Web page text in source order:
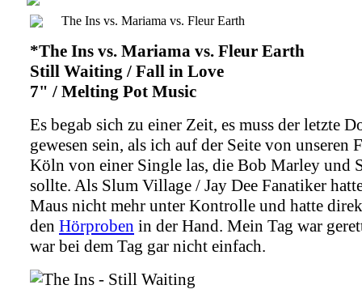
The Ins vs. Mariama vs. Fleur Earth
*The Ins vs. Mariama vs. Fleur Earth
Still Waiting / Fall in Love
7" / Melting Pot Music
Es begab sich zu einer Zeit, es muss der letzte
gewesen sein, als ich auf der Seite von unseren
Köln von einer Single las, die Bob Marley und
sollte. Als Slum Village / Jay Dee Fanatiker
Maus nicht mehr unter Kontrolle und hatte
den Hörproben in der Hand. Mein Tag war
war bei dem Tag gar nicht einfach.